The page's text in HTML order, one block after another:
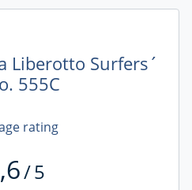
Liberotto Surfers´
555C
rating
/5